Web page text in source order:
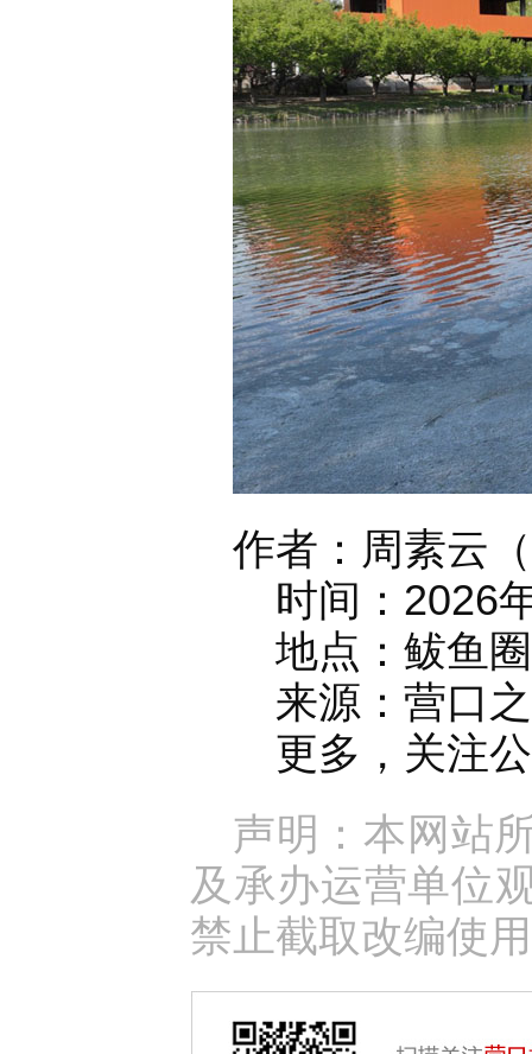
作者：周素云
时间：2026
地点：鲅鱼圈
来源：营口之
更多，关注公
声明：本网站
及承办运营单位
禁止截取改编使